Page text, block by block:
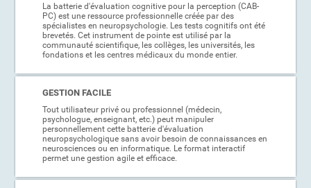
La batterie d'évaluation cognitive pour la perception (CAB-
PC) est une ressource professionnelle créée par des
spécialistes en neuropsychologie. Les tests cognitifs ont été
brevetés. Cet instrument de pointe est utilisé par la
communauté scientifique, les collèges, les universités, les
fondations et les centres médicaux du monde entier.
GESTION FACILE
Tout utilisateur privé ou professionnel (médecin,
psychologue, enseignant, etc.) peut manipuler
personnellement cette batterie d'évaluation
neuropsychologique sans avoir besoin de connaissances en
neurosciences ou en informatique. Le format interactif
permet une gestion agile et efficace.